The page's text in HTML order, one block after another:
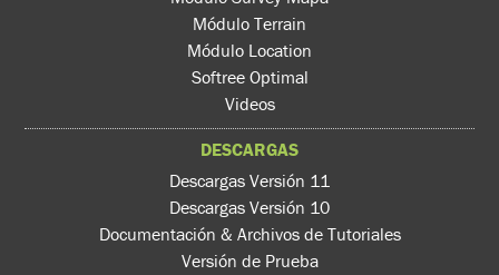
Módulo Terrain
Módulo Location
Softree Optimal
Videos
DESCARGAS
Descargas Versión 11
Descargas Versión 10
Documentación & Archivos de Tutoriales
Versión de Prueba